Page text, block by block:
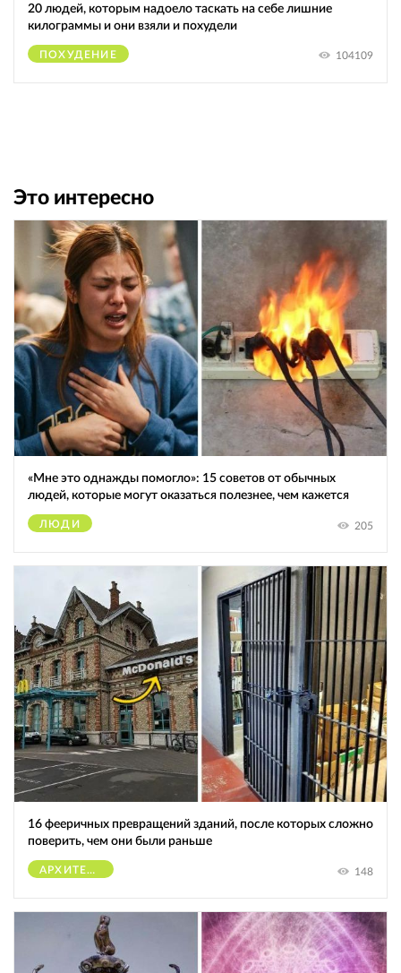
20 людей, которым надоело таскать на себе лишние
килограммы и они взяли и похудели
ПОХУДЕНИЕ 104109
Это интересно
«Мне это однажды помогло»: 15 советов от обычных
людей, которые могут оказаться полезнее, чем кажется
ЛЮДИ 205
16 фееричных превращений зданий, после которых сложно
поверить, чем они были раньше
АРХИТЕКТУРА 148